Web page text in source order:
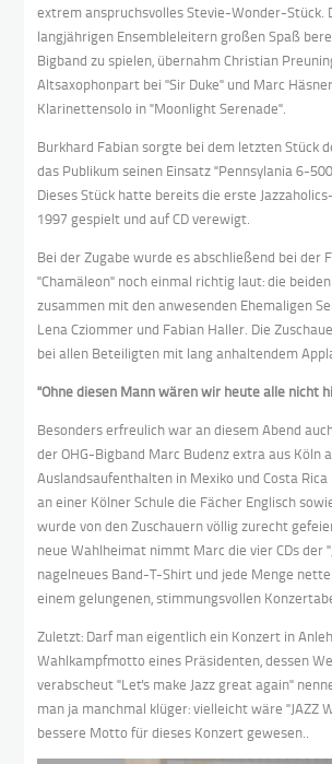
extrem anspruchsvolles Stevie-Wonder-Stück.
langjährigen Ensembleleitern großen Spaß
Bigband zu spielen, übernahm Christian
Altsaxophonpart bei "Sir Duke" und Marc
Klarinettensolo in "Moonlight Serenade".
Burkhard Fabian sorgte bei dem letzten Stück
das Publikum seinen Einsatz "Pennsylania 6-
Dieses Stück hatte bereits die erste
1997 gespielt und auf CD verewigt.
Bei der Zugabe wurde es abschließend bei der
"Chamäleon" noch einmal richtig laut: die
zusammen mit den anwesenden Ehemaligen
Lena Cziommer und Fabian Haller. Die
bei allen Beteiligten mit lang anhaltendem
"Ohne diesen Mann wären wir heute alle nicht
Besonders erfreulich war an diesem Abend
der OHG-Bigband Marc Budenz extra aus Köln
Auslandsaufenthalten in Mexiko und Costa
an einer Kölner Schule die Fächer Englisch
wurde von den Zuschauern völlig zurecht
neue Wahlheimat nimmt Marc die vier CDs der
nagelneues Band-T-Shirt und jede Menge
einem gelungenen, stimmungsvollen
Zuletzt: Darf man eigentlich ein Konzert in
Wahlkampfmotto eines Präsidenten, dessen
verabscheut "Let's make Jazz great again"
man ja manchmal klüger: vielleicht wäre "JAZZ
bessere Motto für dieses Konzert gewesen..